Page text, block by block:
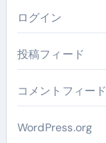
ログイン
投稿フィード
コメントフィード
WordPress.org